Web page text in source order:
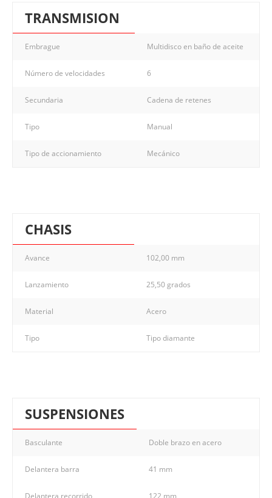
TRANSMISION
Embrague Multidisco en baño de aceite
Número de velocidades 6
Secundaria Cadena de retenes
Tipo Manual
Tipo de accionamiento Mecánico
CHASIS
Avance 102,00 mm
Lanzamiento 25,50 grados
Material Acero
Tipo Tipo diamante
SUSPENSIONES
Basculante Doble brazo en acero
Delantera barra 41 mm
Delantera recorrido 122 mm